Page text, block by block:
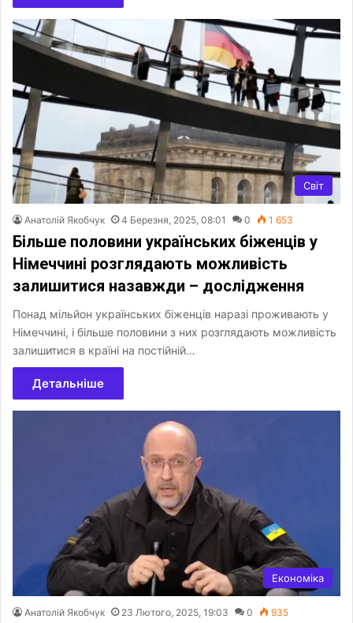
Світ
Анатолій Якобчук 4 Березня, 2025, 08:01 0 1 653
Більше половини українських біженців у
Німеччині розглядають можливість
залишитися назавжди – дослідження
Понад мільйон українських біженців наразі проживають у
Німеччині, і більше половини з них розглядають можливість
залишитися в країні на постійній…
Детальніше
Економіка
Анатолій Якобчук 23 Лютого, 2025, 19:03 0 935